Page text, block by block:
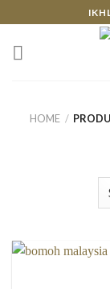
to
content
HOME /